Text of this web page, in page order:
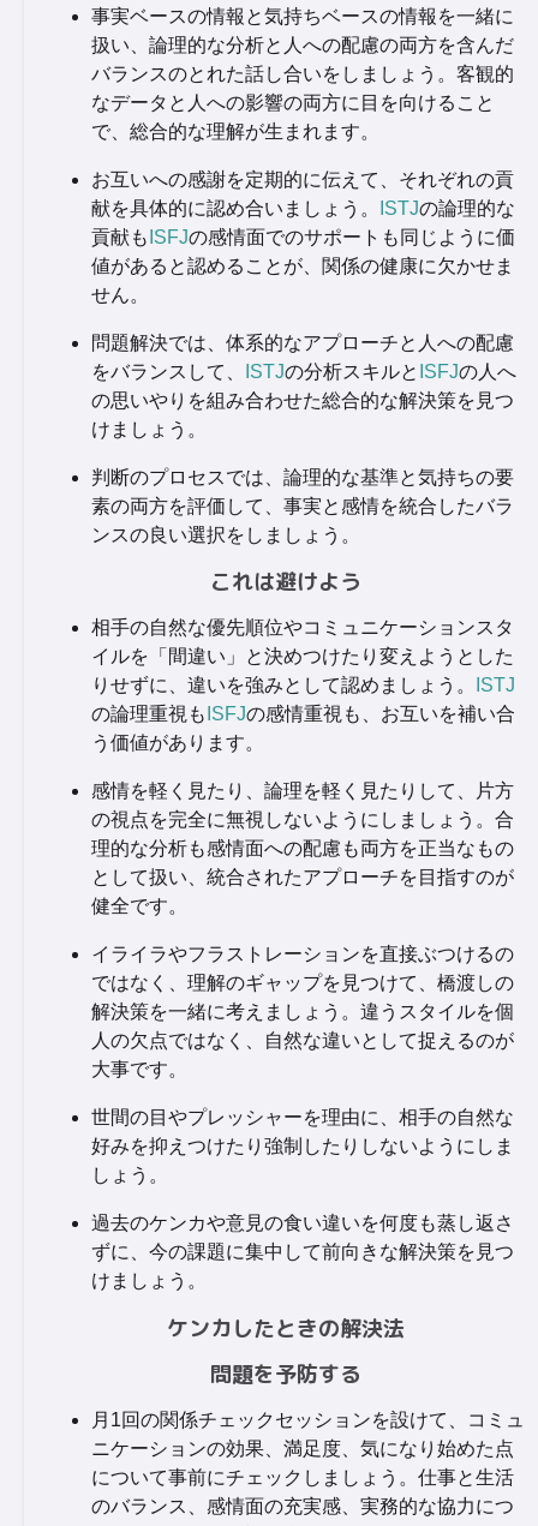
事実ベースの情報と気持ちベースの情報を一緒に
扱い、論理的な分析と人への配慮の両方を含んだ
バランスのとれた話し合いをしましょう。客観的
なデータと人への影響の両方に目を向けること
で、総合的な理解が生まれます。
お互いへの感謝を定期的に伝えて、それぞれの貢
献を具体的に認め合いましょう。
ISTJの論理的な
貢献も ISFJの感情面でのサポートも同じように価
値があると認めることが、関係の健康に欠かせま
せん。
問題解決では、体系的なアプローチと人への配慮
をバランスして、
ISTJの分析スキルと ISFJの人へ
の思いやりを組み合わせた総合的な解決策を見つ
けましょう。
判断のプロセスでは、論理的な基準と気持ちの要
素の両方を評価して、事実と感情を統合したバラ
ンスの良い選択をしましょう。
これは避けよう
相手の自然な優先順位やコミュニケーションスタ
イルを「間違い」と決めつけたり変えようとした
りせずに、違いを強みとして認めましょう。
ISTJ
の論理重視も ISFJの感情重視も、お互いを補い合
う価値があります。
感情を軽く見たり、論理を軽く見たりして、片方
の視点を完全に無視しないようにしましょう。合
理的な分析も感情面への配慮も両方を正当なもの
として扱い、統合されたアプローチを目指すのが
健全です。
イライラやフラストレーションを直接ぶつけるの
ではなく、理解のギャップを見つけて、橋渡しの
解決策を一緒に考えましょう。違うスタイルを個
人の欠点ではなく、自然な違いとして捉えるのが
大事です。
世間の目やプレッシャーを理由に、相手の自然な
好みを抑えつけたり強制したりしないようにしま
しょう。
過去のケンカや意見の食い違いを何度も蒸し返さ
ずに、今の課題に集中して前向きな解決策を見つ
けましょう。
ケンカしたときの解決法
問題を予防する
月1回の関係チェックセッションを設けて、コミュ
ニケーションの効果、満足度、気になり始めた点
について事前にチェックしましょう。仕事と生活
のバランス、感情面の充実感、実務的な協力につ